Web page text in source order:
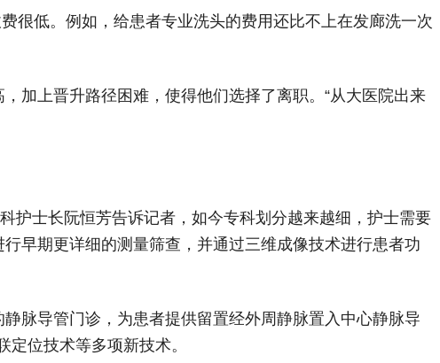
很低。例如，给患者专业洗头的费用还比不上在发廊洗一次
加上晋升路径困难，使得他们选择了离职。“从大医院出来
护士长阮恒芳告诉记者，如今专科划分越来越细，护士需要
早期更详细的测量筛查，并通过三维成像技术进行患者功
脉导管门诊，为患者提供留置经外周静脉置入中心静脉导
位技术等多项新技术。